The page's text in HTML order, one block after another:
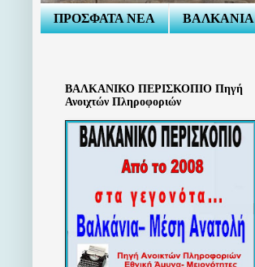
ΠΡΟΣΦΑΤΑ ΝΕΑ ΒΑΛΚΑΝΙΑ
ΒΑΛΚΑΝΙΚΟ ΠΕΡΙΣΚΟΠΙΟ Πηγή
Ανοιχτών Πληροφοριών